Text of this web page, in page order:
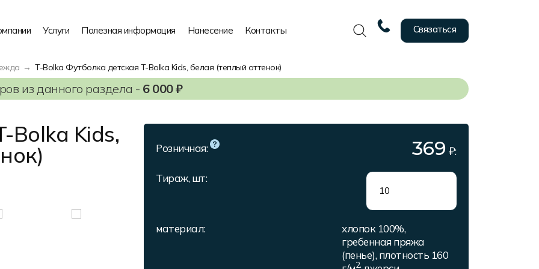
Услуги Полезная информация Нанесение Контакты Связаться
T-Bolka Футболка детская T-Bolka Kids, белая (теплый оттенок)
из данного раздела - 6 000 ₽
Bolka Kids,
Розничная: 369 ₽:
Тираж, шт:
материал:
хлопок 100%,
гребенная пряжа
(пенье), плотность 160
2